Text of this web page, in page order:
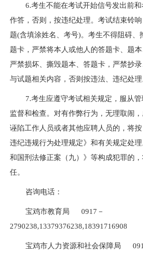
6.考生不能在考试开始信号发出前
作答，否则，按违纪处理。考试结束铃
题(含填涂姓名、考号)。考生不得阻碍、
题卡，严禁将本人或他人的答题卡、题本
严禁损坏、撕毁题本、答题卡，严禁抄
与试题相关内容，否则按违法、违纪处理
7.考生应遵守考试相关规定，服从
监督和检查。对有作弊行为，无理取闹，
诬陷工作人员或者其他应聘人员的，将
违纪违规行为处理规定》和有关规定处
和国刑法修正案（九）》等构成犯罪的
任。
咨询电话：
宝鸡市教育局 0917－
2790238,13379376238,18391716908
宝鸡市人力资源和社会保障局